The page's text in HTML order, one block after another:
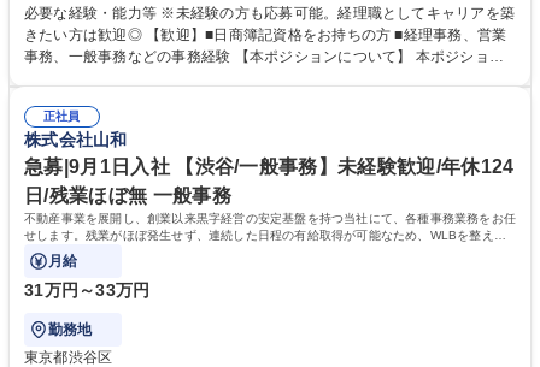
階的に経理知識を身につけていただきます。 【具体的には】 ■社内稟議に
基づく仕訳入力 ■月末の振込業務 ■明細作成 ■伝票処理、記帳業務 ■既存
メンバーの業務サポート 【将来的には】 ■月次決算補助 ■四半期・年次決
想定です。 募集職種 未経験歓迎【経理/みなとみらい】プライム上場/残業
ほぼなし/年休123日
必要な経験・能力等 ※未経験の方も応募可能。経理職としてキャリアを築
きたい方は歓迎◎ 【歓迎】■日商簿記資格をお持ちの方 ■経理事務、営業
事務、一般事務などの事務経験 【本ポジションについて】 本ポジション
当し、3～5年をかけて月次決算・四半期決算・開示資料作成補助などへス
テップアップできます。また、残業は通常月ほぼなく、決算月でも10時間
未満のため、無理なく経理として専門性を身につけられる環境です。 学
歴・資格 学歴：大学院 大学 高専 短大 専修学校 高校 語学力： 資格：日商
簿記検定1級 日商簿記検定2級
正社員
株式会社山和
急募|9月1日入社 【渋谷/一般事務】未経験歓迎/年休124
日/残業ほぼ無 一般事務
不動産事業を展開し、創業以来黒字経営の安定基盤を持つ当社にて、各種事務業務をお任
せします。残業がほぼ発生せず、連続した日程の有給取得が可能なため、WLBを整えた
い方にお勧めの環境です！
月給
31万円～33万円
勤務地
東京都渋谷区